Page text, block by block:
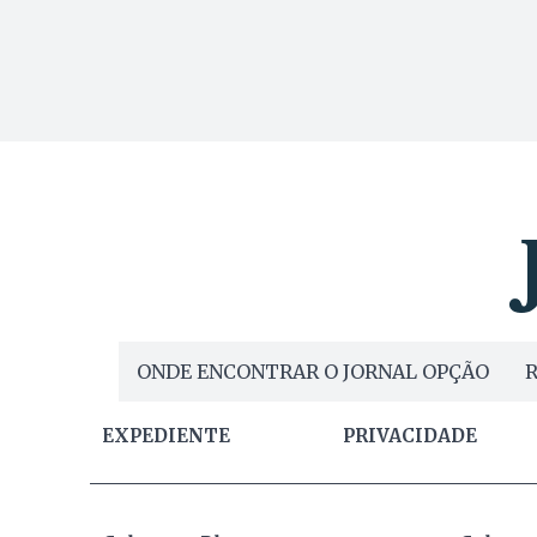
ONDE ENCONTRAR O JORNAL OPÇÃO
EXPEDIENTE PRIVACIDADE